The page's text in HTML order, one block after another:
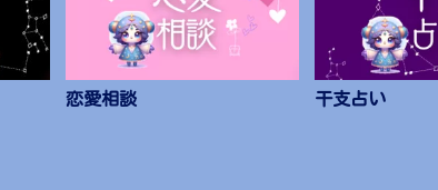
恋愛相談 干支占い